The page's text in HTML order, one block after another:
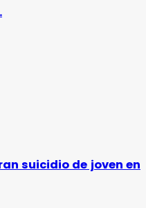
suicidio de joven en